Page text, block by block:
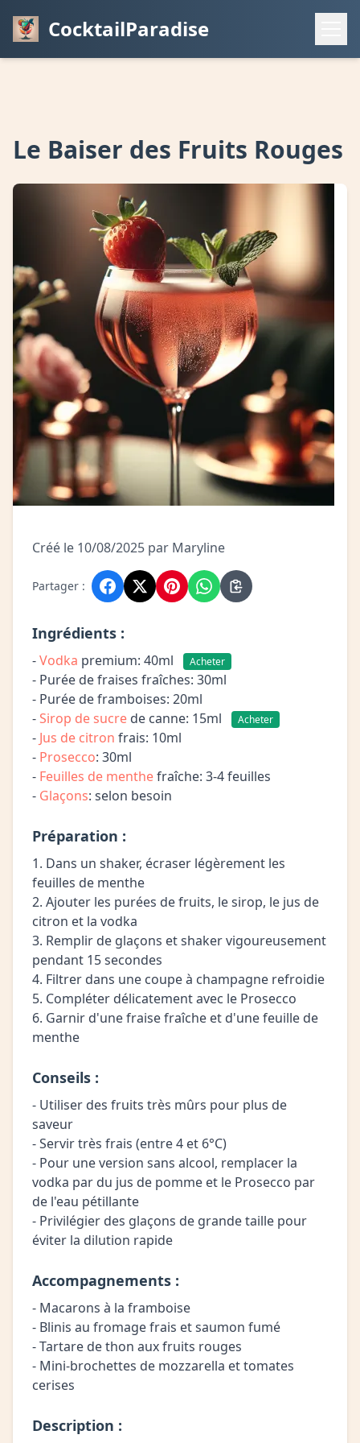
CocktailParadise
Le Baiser des Fruits Rouges
Créé le 10/08/2025 par Maryline
Partager :
Ingrédients :
-Vodka premium: 40ml Acheter
- Purée de fraises fraîches: 30ml
- Purée de framboises: 20ml
-Sirop de sucre de canne: 15ml Acheter
- Jus de citron frais: 10ml
- Prosecco: 30ml
- Feuilles de menthefraîche: 3-4 feuilles
- Glaçons: selon besoin
Préparation :
1. Dans un shaker, écraser légèrement les
feuilles de menthe
2. Ajouter les purées de fruits, le sirop, le jus de
citron et la vodka
3. Remplir de glaçons et shaker vigoureusement
pendant 15 secondes
4. Filtrer dans une coupe à champagne refroidie
5. Compléter délicatement avec le Prosecco
6. Garnir d'une fraise fraîche et d'une feuille de
menthe
Conseils :
- Utiliser des fruits très mûrs pour plus de
saveur
- Servir très frais (entre 4 et 6°C)
- Pour une version sans alcool, remplacer la
vodka par du jus de pomme et le Prosecco par
de l'eau pétillante
- Privilégier des glaçons de grande taille pour
éviter la dilution rapide
Accompagnements :
- Macarons à la framboise
- Blinis au fromage frais et saumon fumé
- Tartare de thon aux fruits rouges
- Mini-brochettes de mozzarella et tomates
cerises
Description :